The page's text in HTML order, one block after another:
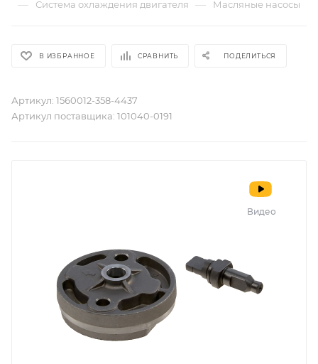
— Система охлаждения двигателя — Масляные насосы
В ИЗБРАННОЕ СРАВНИТЬ ПОДЕЛИТЬСЯ
Артикул: 1560012-358-4437
Артикул поставщика: 101040-0191
Видео